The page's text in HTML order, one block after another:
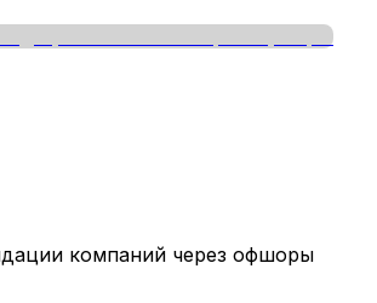
компаний через офшоры